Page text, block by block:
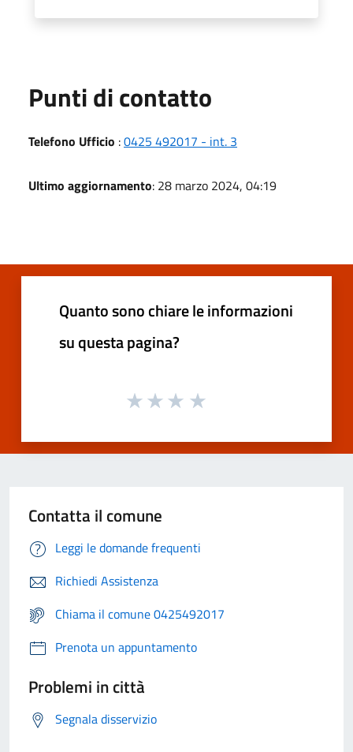
Punti di contatto
Telefono Ufficio :0425 492017 - int. 3
Ultimo aggiornamento: 28 marzo 2024, 04:19
Quanto sono chiare le informazioni
su questa pagina?
Contatta il comune
Leggi le domande frequenti
Richiedi Assistenza
Chiama il comune 0425492017
Prenota un appuntamento
Problemi in città
Segnala disservizio